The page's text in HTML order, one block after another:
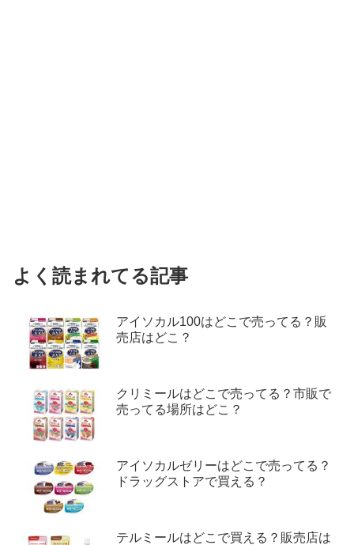
よく読まれてる記事
アイソカル100はどこで売ってる？販
売店はどこ？
クリミールはどこで売ってる？市販で
売ってる場所はどこ？
アイソカルゼリーはどこで売ってる？
ドラッグストアで買える？
テルミールはどこで買える？販売店は